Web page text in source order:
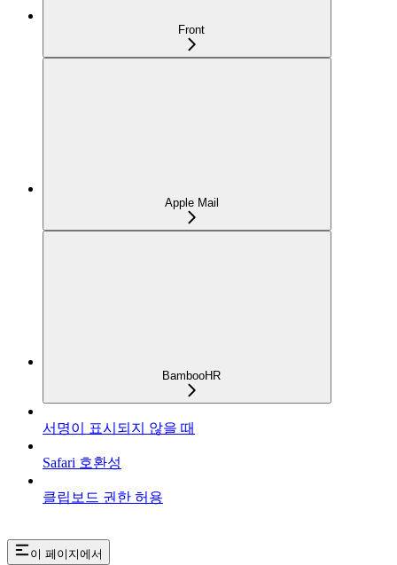
Front
Apple Mail
BambooHR
서명이 표시되지 않을 때
Safari 호환성
클립보드 권한 허용
이 페이지에서